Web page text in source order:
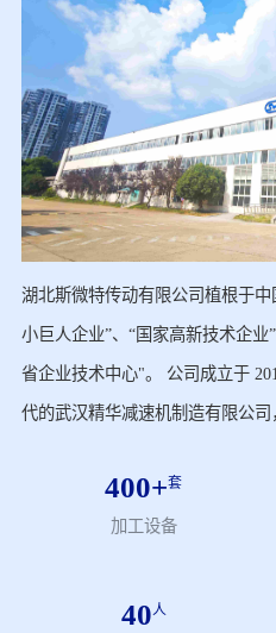
湖北斯微特传动有限公司植根于
小巨人企业”、“国家高新技术企
省企业技术中心"。 公司成立于
代的武汉精华减速机制造有限公
与经营,已建成 10 万平方米、涵盖
在 70 多个行业的持续实践应用中
品十三个系列以及高端(RV)减速
400+套
加工设备
40人